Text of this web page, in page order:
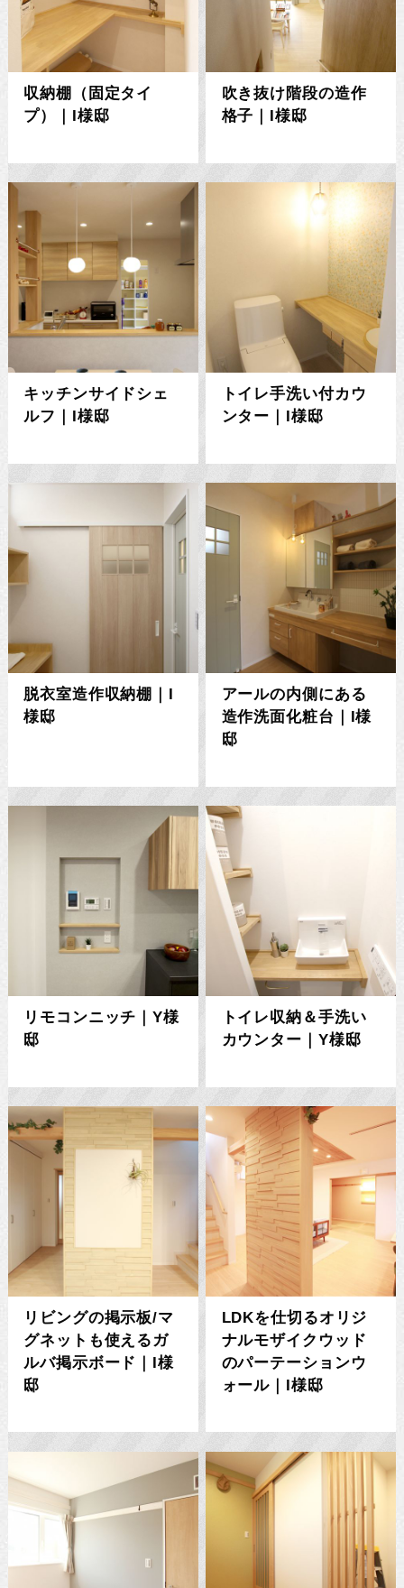
収納棚（固定タイ
プ）｜I様邸
吹き抜け階段の造作
格子｜I様邸
キッチンサイドシェ
ルフ｜I様邸
トイレ手洗い付カウ
ンター｜I様邸
脱衣室造作収納棚｜I
様邸
アールの内側にある
造作洗面化粧台｜I様
邸
リモコンニッチ｜Y様
邸
トイレ収納＆手洗い
カウンター｜Y様邸
リビングの掲示板/マ
グネットも使えるガ
ルバ掲示ボード｜I様
邸
LDKを仕切るオリジ
ナルモザイクウッド
のパーテーションウ
ォール｜I様邸